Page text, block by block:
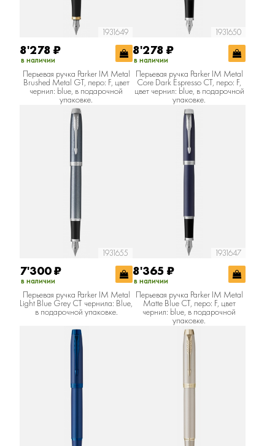
1931649
8'278 ₽
в наличии
Перьевая ручка Parker IM Metal
Brushed Metal GT, перо: F, цвет
чернил: blue, в подарочной
упаковке.
1931650
8'278 ₽
в наличии
Перьевая ручка Parker IM Metal
Core Dark Espresso CT, перо: F,
цвет чернил: blue, в подарочной
упаковке.
1931655
7'300₽
в наличии
Перьевая ручка Parker IM Metal
Light Blue Grey CT чернила: Blue,
в подарочной упаковке.
1931647
8'365 ₽
в наличии
Перьевая ручка Parker IM Metal
Matte Blue CT, перо: F, цвет
чернил: blue, в подарочной
упаковке.